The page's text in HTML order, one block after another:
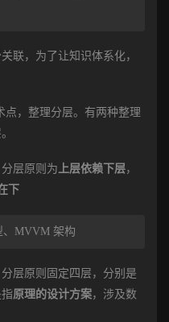
联，为了让知识体系化，
点，整理分层。有两种整理
层原则为上层依赖下层，
下
、MVVM 架构
层原则固定四层，分别是
原理的设计方案，涉及数